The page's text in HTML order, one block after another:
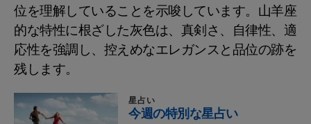
位を理解していることを示唆しています。山羊座
的な特性に根ざした灰色は、真剣さ、自律性、適
応性を強調し、控えめなエレガンスと品位の跡を
残します。
星占い
今週の特別な星占い